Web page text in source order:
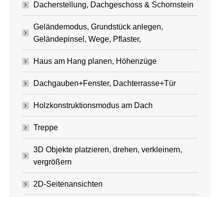
Dacherstellung, Dachgeschoss & Schornstein
Geländemodus, Grundstück anlegen,
Geländepinsel, Wege, Pflaster,
Haus am Hang planen, Höhenzüge
Dachgauben+Fenster, Dachterrasse+Tür
Holzkonstruktionsmodus am Dach
Treppe
3D Objekte platzieren, drehen, verkleinern,
vergrößern
2D-Seitenansichten